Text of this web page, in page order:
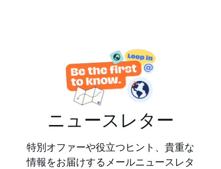
ニュースレター
特別オファーや役立つヒント、貴重な
情報をお届けするメールニュースレタ